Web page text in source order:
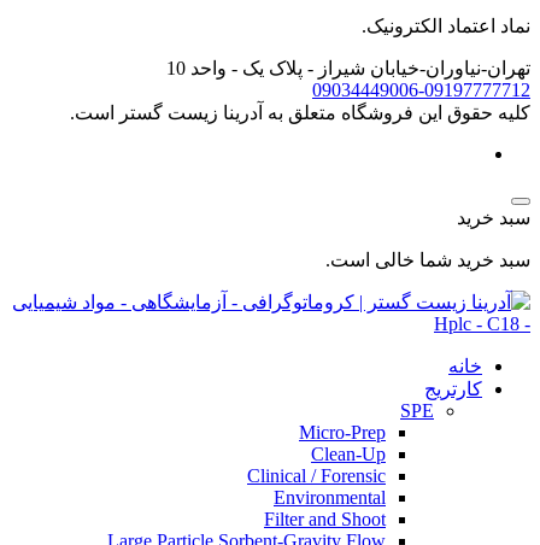
نماد اعتماد الکترونیک.
تهران-نیاوران-خیابان شیراز - پلاک یک - واحد 10
09034449006-09197777712
کليه حقوق اين فروشگاه متعلق به آدرینا زیست گستر است.
سبد خرید
سبد خرید شما خالی است.
خانه
کارتریج
SPE
Micro-Prep
Clean-Up
Clinical / Forensic
Environmental
Filter and Shoot